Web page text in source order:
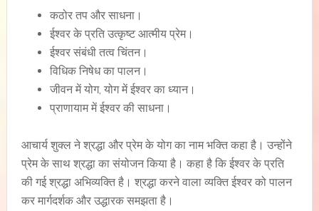
कठोर तप और साधना।
ईश्वर के प्रति उत्कृष्ट आत्मीय प्रेम।
ईश्वर संबंधी तत्व चिंतन।
विधिक निषेध का पालन।
जीवन में योग, योग में ईश्वर का ध्यान।
प्राणायाम में ईश्वर की साधना।
आचार्य शुक्ल ने श्रद्धा और प्रेम के योग का नाम भक्ति कहा है। उन्होंने
प्रेम के साथ श्रद्धा का संयोजन किया है। कहा है कि ईश्वर के प्रति
की गई श्रद्धा अभिव्यक्ति है। श्रद्धा करने वाला व्यक्ति ईश्वर को पालन
कर मार्गदर्शक और उद्धारक समझता है।